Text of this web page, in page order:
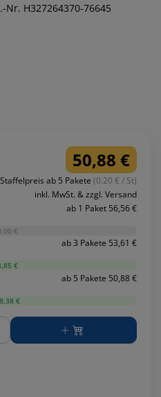
Nr. H327264370-76645
50,88 €
Staffelpreis ab 5 Pakete (0.20 € / St)
inkl. MwSt. & zzgl. Versand
ab 1 Paket 56,56 €
€
ab 3 Pakete 53,61 €
€
ab 5 Pakete 50,88 €
€